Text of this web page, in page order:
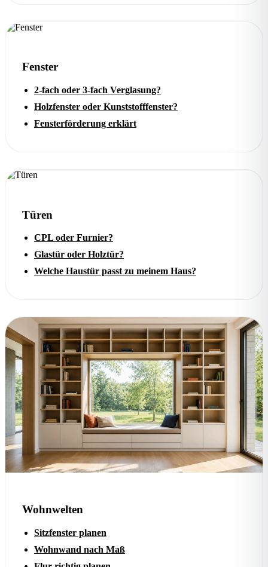
Fenster
2-fach oder 3-fach Verglasung?
Holzfenster oder Kunststofffenster?
Fensterförderung erklärt
Türen
CPL oder Furnier?
Glastür oder Holztür?
Welche Haustür passt zu meinem Haus?
Wohnwelten
Sitzfenster planen
Wohnwand nach Maß